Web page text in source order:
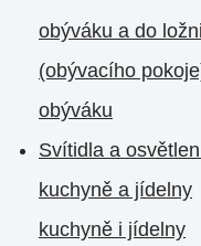
obýváku a do
(obývacího
obýváku
Svítidla a
kuchyně a jídelny
kuchyně i jídelny